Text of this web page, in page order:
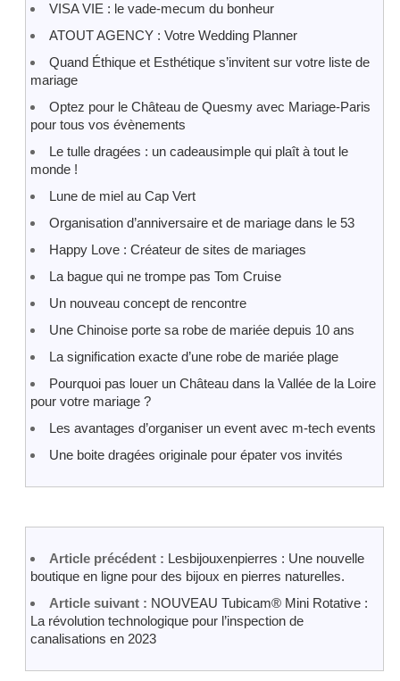
VISA VIE : le vade-mecum du bonheur
ATOUT AGENCY : Votre Wedding Planner
Quand Éthique et Esthétique s’invitent sur votre liste de
mariage
Optez pour le Château de Quesmy avec Mariage-Paris
pour tous vos évènements
Le tulle dragées : un cadeausimple qui plaît à tout le
monde !
Lune de miel au Cap Vert
Organisation d’anniversaire et de mariage dans le 53
Happy Love : Créateur de sites de mariages
La bague qui ne trompe pas Tom Cruise
Un nouveau concept de rencontre
Une Chinoise porte sa robe de mariée depuis 10 ans
La signification exacte d’une robe de mariée plage
Pourquoi pas louer un Château dans la Vallée de la Loire
pour votre mariage ?
Les avantages d’organiser un event avec m-tech events
Une boite dragées originale pour épater vos invités
Article précédent : Lesbijouxenpierres : Une nouvelle
boutique en ligne pour des bijoux en pierres naturelles.
Article suivant : NOUVEAU Tubicam® Mini Rotative :
La révolution technologique pour l’inspection de
canalisations en 2023